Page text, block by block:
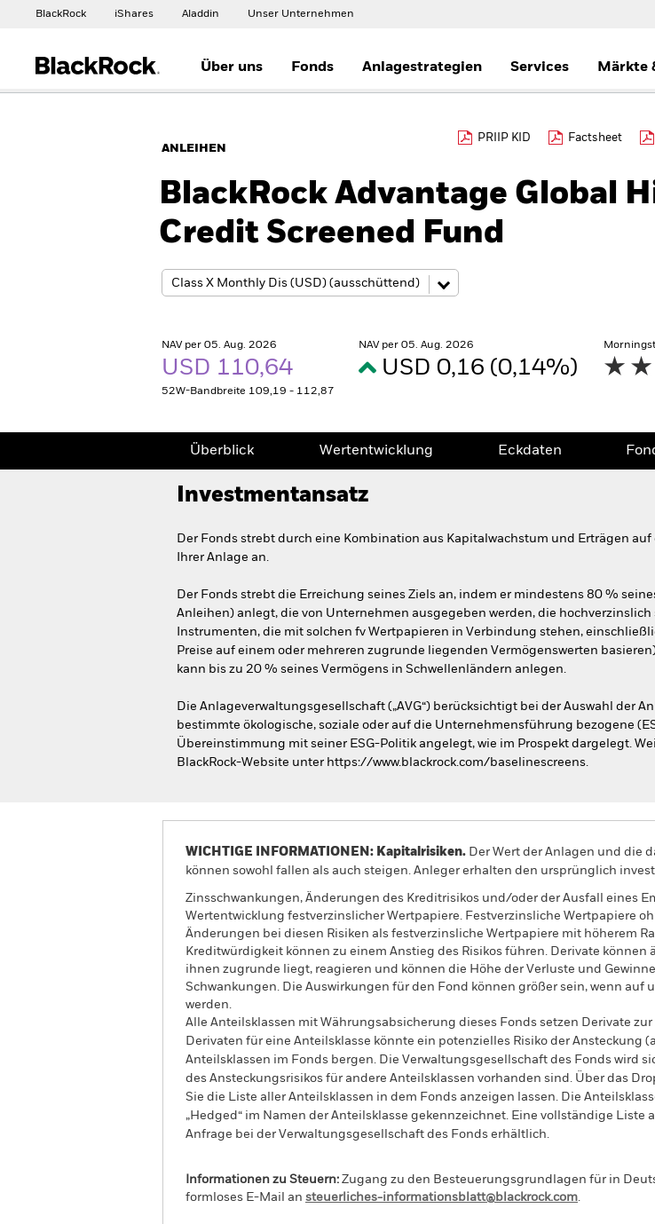
BlackRock iShares Aladdin Unser Unternehmen
Über uns Fonds Anlagestrategien Services Märkte
ANLEIHEN
PRIIP KID Factsheet
BlackRock Advantage Global
Credit Screened Fund
NAV per 05. Aug. 2026
USD 110,64
52W-Bandbreite 109,19 - 112,87
NAV per 05. Aug. 2026
USD 0,16 (0,14%)
Überblick Wertentwicklung Eckdaten
Investmentansatz
Der Fonds strebt durch eine Kombination aus Kapitalwachstum und Erträgen
Ihrer Anlage an.
Der Fonds strebt die Erreichung seines Ziels an, indem er mindestens 80 %
Anleihen) anlegt, die von Unternehmen ausgegeben werden, die
Instrumenten, die mit solchen fv Wertpapieren in Verbindung stehen,
Preise auf einem oder mehreren zugrunde liegenden Vermögenswerten
kann bis zu 20 % seines Vermögens in Schwellenländern anlegen.
Die Anlageverwaltungsgesellschaft („AVG“) berücksichtigt bei der Auswahl der
bestimmte ökologische, soziale oder auf die Unternehmensführung bezogene
Übereinstimmung mit seiner ESG-Politik angelegt, wie im Prospekt dargelegt.
BlackRock-Website unter https://www.blackrock.com/baselinescreens.
WICHTIGE INFORMATIONEN: Kapitalrisiken. Der Wert der Anlagen und die
können sowohl fallen als auch steigen. Anleger erhalten den ursprünglich
Zinsschwankungen, Änderungen des Kreditrisikos und/oder der Ausfall eines
Wertentwicklung festverzinslicher Wertpapiere. Festverzinsliche Wertpapiere
Änderungen bei diesen Risiken als festverzinsliche Wertpapiere mit höherem
Kreditwürdigkeit können zu einem Anstieg des Risikos führen. Derivate
ihnen zugrunde liegt, reagieren und können die Höhe der Verluste und
Schwankungen. Die Auswirkungen für den Fond können größer sein, wenn auf
werden.
Alle Anteilsklassen mit Währungsabsicherung dieses Fonds setzen Derivate
Derivaten für eine Anteilsklasse könnte ein potenzielles Risiko der Ansteckung
Anteilsklassen im Fonds bergen. Die Verwaltungsgesellschaft des Fonds wird
des Ansteckungsrisikos für andere Anteilsklassen vorhanden sind. Über das
Sie die Liste aller Anteilsklassen in dem Fonds anzeigen lassen. Die
„Hedged“ im Namen der Anteilsklasse gekennzeichnet. Eine vollständige
Anfrage bei der Verwaltungsgesellschaft des Fonds erhältlich.
Informationen zu Steuern: Zugang zu den Besteuerungsgrundlagen für in
formloses E-Mail an steuerliches-informationsblatt@blackrock.com.